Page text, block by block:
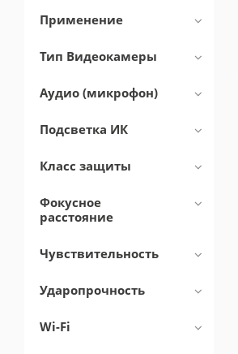
Применение
Тип Видеокамеры
Аудио (микрофон)
Подсветка ИК
Класс защиты
Фокусное
расстояние
Чувствительность
Ударопрочность
Wi-Fi